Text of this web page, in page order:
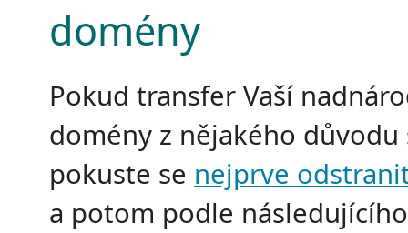
domény
Pokud transfer Vaší
domény z nějakého důvodu
pokuste se nejprve
a potom podle